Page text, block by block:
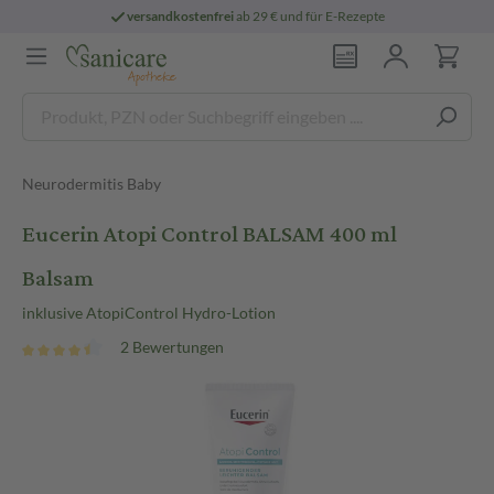
versandkostenfreiab 29 € und für E-Rezepte
Neurodermitis Baby
Eucerin Atopi Control BALSAM 400 ml
Balsam
inklusive AtopiControl Hydro-Lotion
2 Bewertungen